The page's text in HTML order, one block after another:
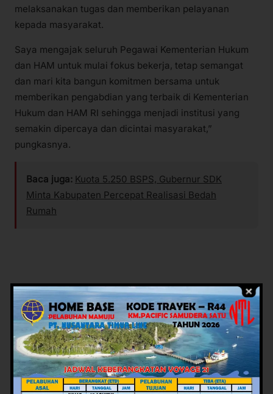
melaksanakan tugas dan memberikan pelayanan
kepada masyarakat.
Saya mengajak seluruh Pegawai Kementerian Hukum
dan HAM untuk mulai fokus bekerja, tetap semangat
dan mari kita bangun komitmen bersama untuk
memberikan pengabdian yang terbaik di Kementerian
Hukum dan HAM RI sehingga menjadi institusi yang
semakin dipercaya dan dicintai masyarakat,”
pungkasnya.
Baca juga: Kuota 5.250 BSPS, Gubernur SDK
Minta Kabupaten Percepat Realisasi Bedah
Rumah
Sumber: Humas KemenkumHAM Sulbar
Editor: Judistira
Views: 81
Facebook Twitter Pinterest Mail WhatsApp